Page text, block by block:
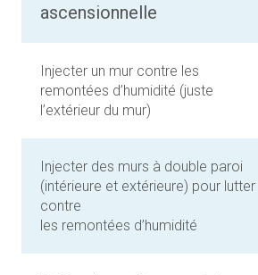
ascensionnelle
Injecter un mur contre les
remontées d’humidité (juste
l’extérieur du mur)
Injecter des murs à double paroi
(intérieure et extérieure) pour lutter
contre
les remontées d’humidité